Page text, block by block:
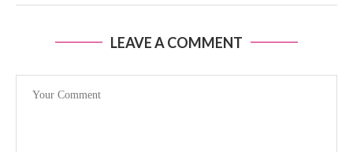
LEAVE A COMMENT